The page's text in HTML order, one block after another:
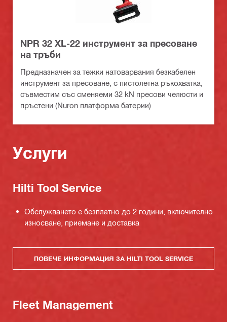
NPR 32 XL-22 инструмент за пресоване
на тръби
Предназначен за тежки натоварвания безкабелен
инструмент за пресоване, с пистолетна ръкохватка,
съвместим със сменяеми 32 kN пресови челюсти и
пръстени (Nuron платформа батерии)
Услуги
Hilti Tool Service
Обслужването е безплатно до 2 години, включително
износване, приемане и доставка
ПОВЕЧЕ ИНФОРМАЦИЯ ЗА HILTI TOOL SERVICE
Fleet Management